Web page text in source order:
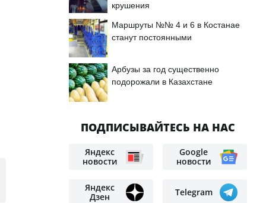
крушения
Маршруты №№ 4 и 6 в Костанае
станут постоянными
Арбузы за год существенно
подорожали в Казахстане
ПОДПИСЫВАЙТЕСЬ НА НАС
Яндекс
новости
Google
новости
Яндекс
Дзен
Telegram